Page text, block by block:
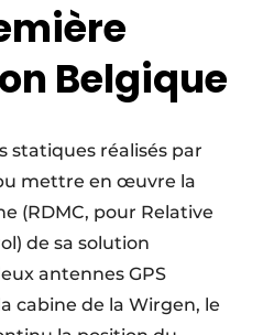
Belgique
statiques réalisés par
mettre en œuvre la
(RDMC, pour Relative
de sa solution
antennes GPS
cabine de la Wirgen, le